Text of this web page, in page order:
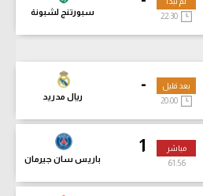
سبورتنج لشبونة
-
ريال مدريد
بعد قليل
1
باريس سان جيرمان
مباشر
61:58